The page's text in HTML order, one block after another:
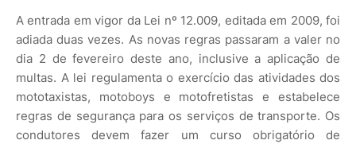
A entrada em vigor da Lei nº 12.009, editada em 2009, foi
adiada duas vezes. As novas regras passaram a valer no
dia 2 de fevereiro deste ano, inclusive a aplicação de
multas. A lei regulamenta o exercício das atividades dos
mototaxistas, motoboys e motofretistas e estabelece
regras de segurança para os serviços de transporte. Os
condutores devem fazer um curso obrigatório de